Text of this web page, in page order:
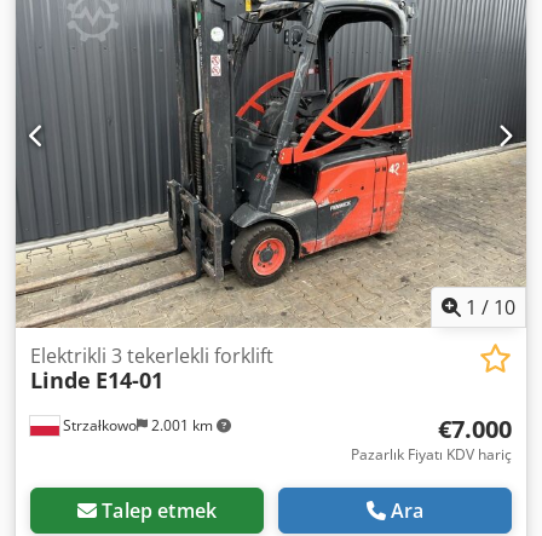
Triplex Durum: Kullanıma hazır ve tam fonksiyonel Teknik
durum: İyi Cedpfx Abjzri Hzeperf Akü voltajı: 48V Yan
1 / 10
Strzałkowo 2.001 km
Elektrikli 3 tekerlekli forklift
Linde E14-01
€7.000
Pazarlık Fiyatı KDV hariç
Talep etmek Ara